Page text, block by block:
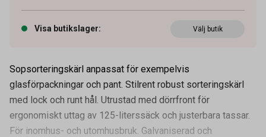
Visa butikslager: Välj butik
Sopsorteringskärl anpassat för exempelvis
glasförpackningar och pant. Stilrent robust sorteringskärl
med lock och runt hål. Utrustad med dörrfront för
ergonomiskt uttag av 125-literssäck och justerbara tassar.
För inomhus- och utomhusbruk. Galvaniserad och
Artikelnummer 57010088